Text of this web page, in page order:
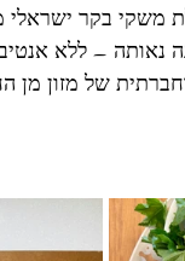
משקי בקר
נאותה – ללא
של מזון מן